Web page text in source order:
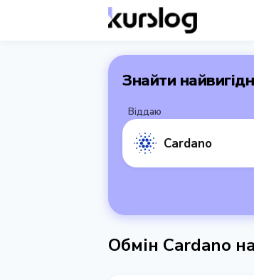
Знайти
Віддаю
Cardano
Обмін Cardano